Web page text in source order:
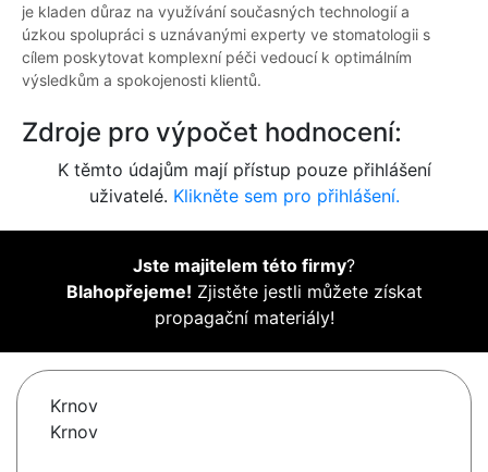
je kladen důraz na využívání současných technologií a
úzkou spolupráci s uznávanými experty ve stomatologii s
cílem poskytovat komplexní péči vedoucí k optimálním
výsledkům a spokojenosti klientů.
Zdroje pro výpočet hodnocení:
K těmto údajům mají přístup pouze přihlášení
uživatelé. Klikněte sem pro přihlášení.
Jste majitelem této firmy?
Blahopřejeme! Zjistěte jestli můžete získat
propagační materiály!
Krnov
Krnov